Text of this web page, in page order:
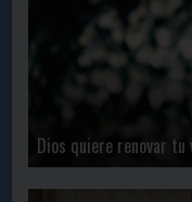
Dios quiere renovar tu